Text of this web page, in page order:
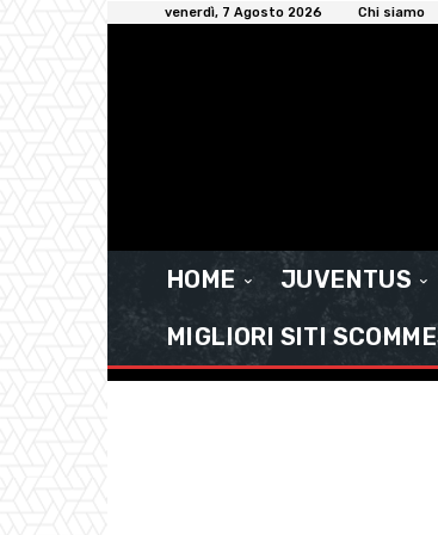
venerdì, 7 Agosto 2026 Chi siamo
HOME JUVENTUS
MIGLIORI SITI